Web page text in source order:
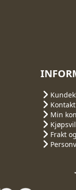
Min
Frakt